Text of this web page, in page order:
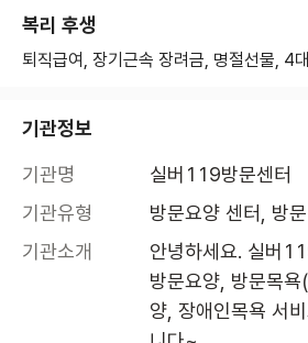
복리 후생
퇴직급여, 장기근속 장려금, 명절선물, 4
기관정보
기관명
실버119방문센터
기관유형
방문요양 센터, 방
기관소개
안녕하세요. 실버
방문요양, 방문목
양, 장애인목욕 서